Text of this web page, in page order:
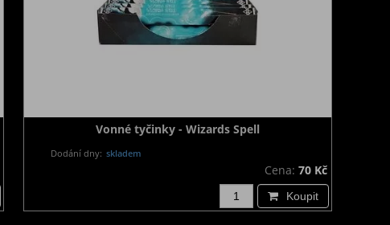
Vonné tyčinky - Wizards Spell
Dodání dny: skladem
Cena: 70 Kč
Koupit